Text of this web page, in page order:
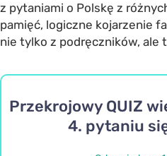
z pytaniami o Polskę z
pamięć, logiczne kojarzenie
nie tylko z podręczników, ale
Przekrojowy QUIZ
4. pytaniu